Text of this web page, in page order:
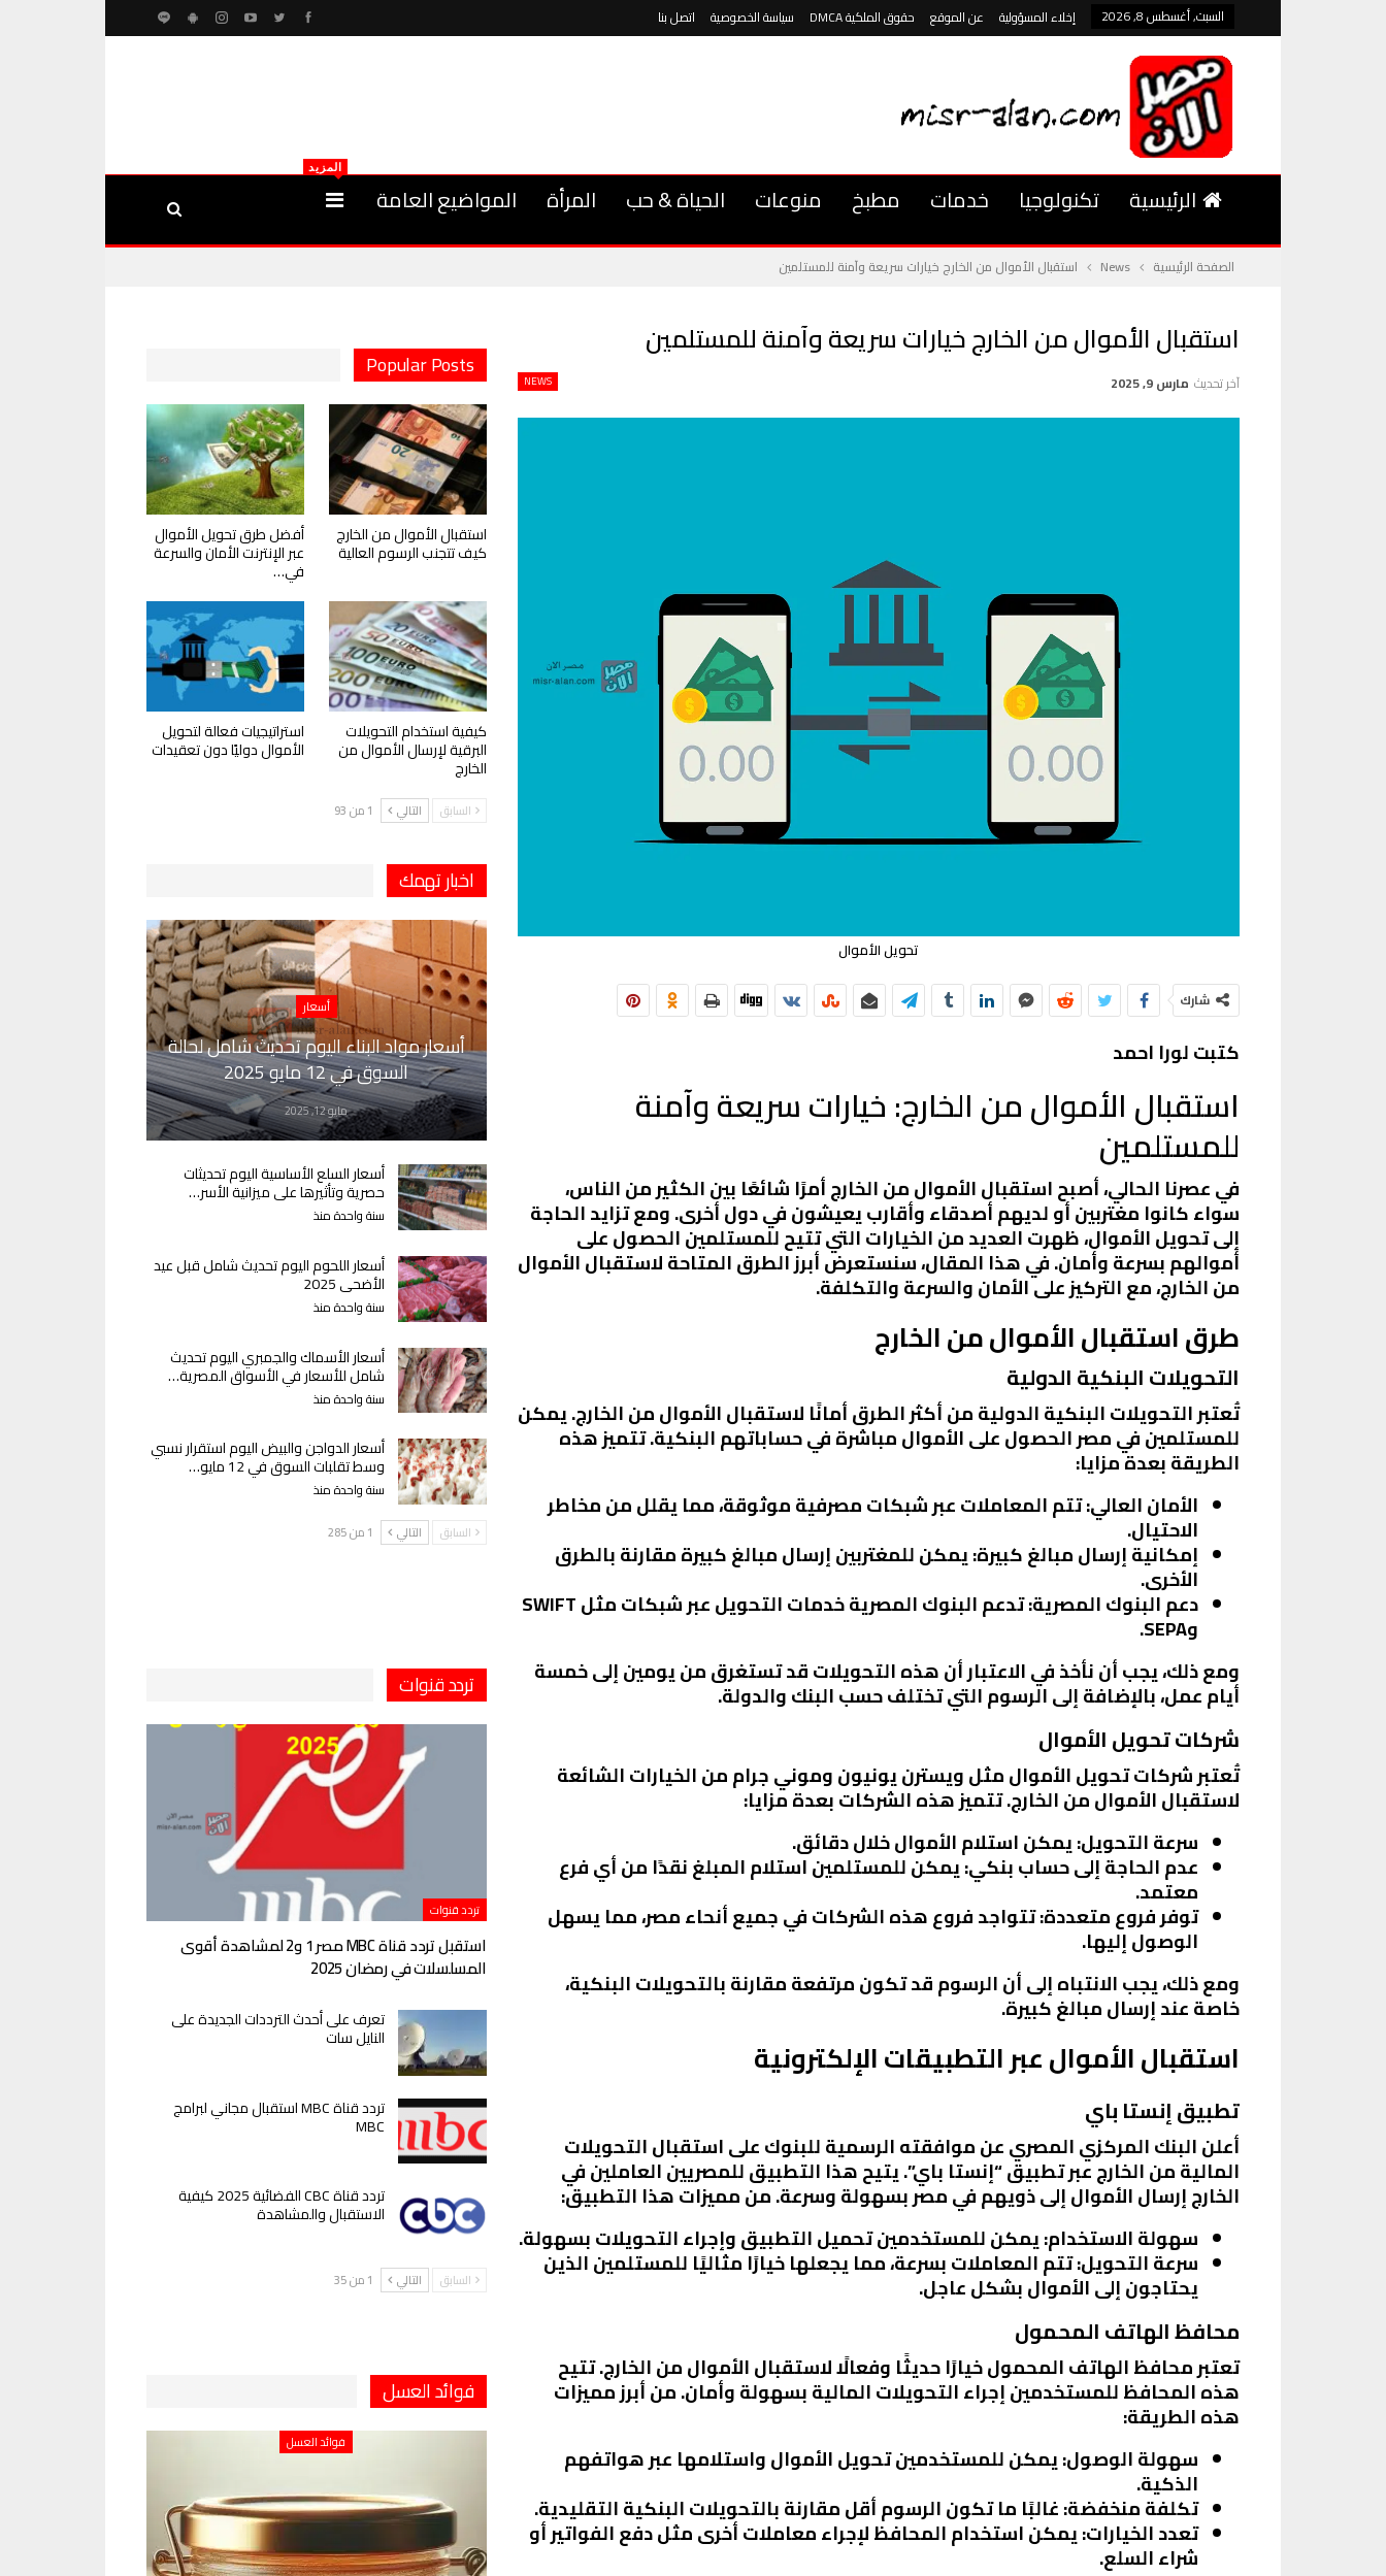
السبت, أغسطس 8, 2026 إخلاء المسؤولية عن الموقع حقوق الملكية DMCA سياسة الخصوصية اتصل بنا
الرئيسية تكنولوجيا خدمات مطبخ منوعات الحياة & حب المرأة المواضيع العامة
المزيد
الصفحة الرئيسية News استقبال الأموال من الخارج خيارات سريعة وآمنة للمستلمين
استقبال الأموال من الخارج خيارات سريعة وآمنة للمستلمين
NEWS آخر تحديث مارس 9, 2025
تحويل الأموال
شارك
كتبت لورا احمد
استقبال الأموال من الخارج: خيارات سريعة وآمنة
للمستلمين
في عصرنا الحالي، أصبح استقبال الأموال من الخارج أمرًا شائعًا بين الكثير من الناس،
سواء كانوا مغتربين أو لديهم أصدقاء وأقارب يعيشون في دول أخرى. ومع تزايد الحاجة
إلى تحويل الأموال، ظهرت العديد من الخيارات التي تتيح للمستلمين الحصول على
أموالهم بسرعة وأمان. في هذا المقال، سنستعرض أبرز الطرق المتاحة لاستقبال الأموال
من الخارج، مع التركيز على الأمان والسرعة والتكلفة.
طرق استقبال الأموال من الخارج
التحويلات البنكية الدولية
تُعتبر التحويلات البنكية الدولية من أكثر الطرق أمانًا لاستقبال الأموال من الخارج. يمكن
للمستلمين في مصر الحصول على الأموال مباشرة في حساباتهم البنكية. تتميز هذه
الطريقة بعدة مزايا:
الأمان العالي: تتم المعاملات عبر شبكات مصرفية موثوقة، مما يقلل من مخاطر
الاحتيال.
إمكانية إرسال مبالغ كبيرة: يمكن للمغتربين إرسال مبالغ كبيرة مقارنة بالطرق
الأخرى.
دعم البنوك المصرية : تدعم البنوك المصرية خدمات التحويل عبر شبكات مثل SWIFT
وSEPA.
ومع ذلك، يجب أن نأخذ في الاعتبار أن هذه التحويلات قد تستغرق من يومين إلى خمسة
أيام عمل، بالإضافة إلى الرسوم التي تختلف حسب البنك والدولة.
شركات تحويل الأموال
تُعتبر شركات تحويل الأموال مثل ويسترن يونيون وموني جرام من الخيارات الشائعة
لاستقبال الأموال من الخارج. تتميز هذه الشركات بعدة مزايا:
سرعة التحويل: يمكن استلام الأموال خلال دقائق.
عدم الحاجة إلى حساب بنكي: يمكن للمستلمين استلام المبلغ نقدًا من أي فرع
معتمد.
توفر فروع متعددة: تتواجد فروع هذه الشركات في جميع أنحاء مصر، مما يسهل
الوصول إليها.
ومع ذلك، يجب الانتباه إلى أن الرسوم قد تكون مرتفعة مقارنة بالتحويلات البنكية،
خاصة عند إرسال مبالغ كبيرة.
استقبال الأموال عبر التطبيقات الإلكترونية
تطبيق إنستا باي
أعلن البنك المركزي المصري عن موافقته الرسمية للبنوك على استقبال التحويلات
المالية من الخارج عبر تطبيق “إنستا باي”. يتيح هذا التطبيق للمصريين العاملين في
الخارج إرسال الأموال إلى ذويهم في مصر بسهولة وسرعة. من مميزات هذا التطبيق:
سهولة الاستخدام: يمكن للمستخدمين تحميل التطبيق وإجراء التحويلات بسهولة.
سرعة التحويل: تتم المعاملات بسرعة، مما يجعلها خيارًا مثاليًا للمستلمين الذين
يحتاجون إلى الأموال بشكل عاجل.
محافظ الهاتف المحمول
تعتبر محافظ الهاتف المحمول خيارًا حديثًا وفعالًا لاستقبال الأموال من الخارج. تتيح
هذه المحافظ للمستخدمين إجراء التحويلات المالية بسهولة وأمان. من أبرز مميزات
هذه الطريقة:
سهولة الوصول: يمكن للمستخدمين تحويل الأموال واستلامها عبر هواتفهم
الذكية.
تكلفة منخفضة: غالبًا ما تكون الرسوم أقل مقارنة بالتحويلات البنكية التقليدية.
تعدد الخيارات: يمكن استخدام المحافظ لإجراء معاملات أخرى مثل دفع الفواتير أو
شراء السلع.
Popular Posts
استقبال الأموال من الخارج
كيف تتجنب الرسوم العالية
أفضل طرق تحويل الأموال
عبر الإنترنت الأمان والسرعة
في…
كيفية استخدام التحويلات
البرقية لإرسال الأموال من
الخارج
استراتيجيات فعالة لتحويل
الأموال دوليًا دون تعقيدات
السابق التالي 1 من 93
اخبار تهمك
أسعار
أسعار مواد البناء اليوم تحديث شامل لحالة
السوق في 12 مايو 2025
مايو 12, 2025
أسعار السلع الأساسية اليوم تحديثات
حصرية وتأثيرها على ميزانية الأسر…
سنة واحدة منذ
أسعار اللحوم اليوم تحديث شامل قبل عيد
الأضحى 2025
سنة واحدة منذ
أسعار الأسماك والجمبري اليوم تحديث
شامل للأسعار في الأسواق المصرية…
سنة واحدة منذ
أسعار الدواجن والبيض اليوم استقرار نسبي
وسط تقلبات السوق في 12 مايو…
سنة واحدة منذ
السابق التالي 1 من 285
تردد قنوات
تردد قنوات
استقبل تردد قناة MBC مصر 1 و2 لمشاهدة أقوى
المسلسلات في رمضان 2025
تعرف على أحدث الترددات الجديدة على
النايل سات
تردد قناة MBC استقبال مجاني لبرامج
MBC
تردد قناة CBC الفضائية 2025 كيفية
الاستقبال والمشاهدة
السابق التالي 1 من 35
فوائد العسل
فوائد العسل